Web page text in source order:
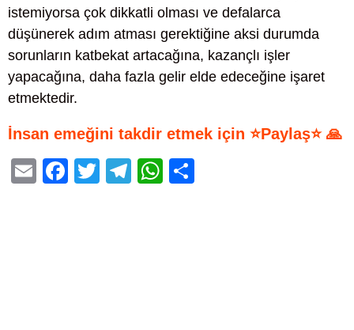
istemiyorsa çok dikkatli olması ve defalarca
düşünerek adım atması gerektiğine aksi durumda
sorunların katbekat artacağına, kazançlı işler
yapacağına, daha fazla gelir elde edeceğine işaret
etmektedir.
İnsan emeğini takdir etmek için ⭐Paylaş⭐ 🙏
E
F
T
T
W